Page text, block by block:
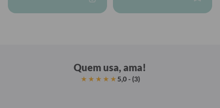
Quem usa, ama!
★★★★★5,0 - (3)